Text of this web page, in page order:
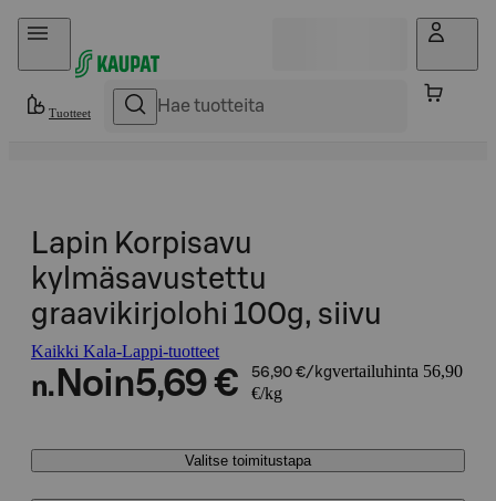
Hyppää sisältöön
Tuotteet
Lapin Korpisavu
kylmäsavustettu
graavikirjolohi 100g, siivu
Kaikki Kala-Lappi-tuotteet
n. Noin5,69 € 56,90 €/kgvertailuhinta 56,90
€/kg
Valitse toimitustapa